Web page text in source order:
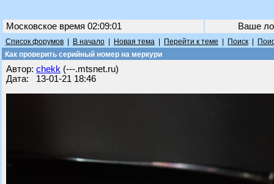
Московское время 02:09:01 Ваше
Список форумов В начало Новая тема Перейти к теме Поиск
Как проверить серийный номер на меркури
Автор: chekk (---.mtsnet.ru)
Дата: 13-01-21 18:46